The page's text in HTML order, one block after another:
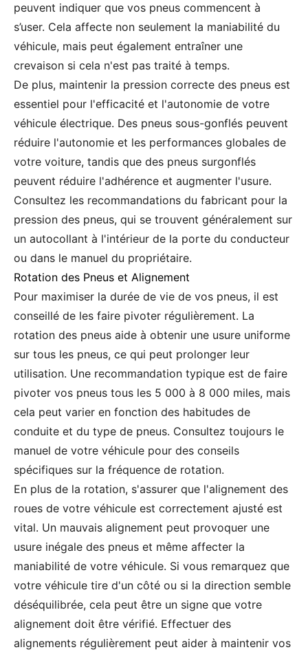
peuvent indiquer que vos pneus commencent à
s’user. Cela affecte non seulement la maniabilité du
véhicule, mais peut également entraîner une
crevaison si cela n'est pas traité à temps.
De plus, maintenir la pression correcte des pneus est
essentiel pour l'efficacité et l'autonomie de votre
véhicule électrique. Des pneus sous-gonflés peuvent
réduire l'autonomie et les performances globales de
votre voiture, tandis que des pneus surgonflés
peuvent réduire l'adhérence et augmenter l'usure.
Consultez les recommandations du fabricant pour la
pression des pneus, qui se trouvent généralement sur
un autocollant à l'intérieur de la porte du conducteur
ou dans le manuel du propriétaire.
Rotation des Pneus et Alignement
Pour maximiser la durée de vie de vos pneus, il est
conseillé de les faire pivoter régulièrement. La
rotation des pneus aide à obtenir une usure uniforme
sur tous les pneus, ce qui peut prolonger leur
utilisation. Une recommandation typique est de faire
pivoter vos pneus tous les 5 000 à 8 000 miles, mais
cela peut varier en fonction des habitudes de
conduite et du type de pneus. Consultez toujours le
manuel de votre véhicule pour des conseils
spécifiques sur la fréquence de rotation.
En plus de la rotation, s'assurer que l'alignement des
roues de votre véhicule est correctement ajusté est
vital. Un mauvais alignement peut provoquer une
usure inégale des pneus et même affecter la
maniabilité de votre véhicule. Si vous remarquez que
votre véhicule tire d'un côté ou si la direction semble
déséquilibrée, cela peut être un signe que votre
alignement doit être vérifié. Effectuer des
alignements régulièrement peut aider à maintenir vos